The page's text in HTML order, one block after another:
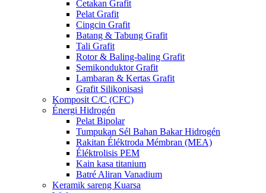
Cetakan Grafit
Pelat Grafit
Cingcin Grafit
Batang & Tabung Grafit
Tali Grafit
Rotor & Baling-baling Grafit
Semikonduktor Grafit
Lambaran & Kertas Grafit
Grafit Silikonisasi
Komposit C/C (CFC)
Énergi Hidrogén
Pelat Bipolar
Tumpukan Sél Bahan Bakar Hidrogén
Rakitan Éléktroda Mémbran (MEA)
Éléktrolisis PEM
Kain kasa titanium
Batré Aliran Vanadium
Keramik sareng Kuarsa